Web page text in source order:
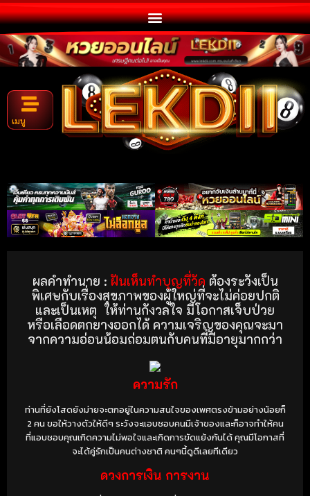
เมนู
ผลคำทำนาย : ฝันเห็นทําบุญที่วัด ต้องระวังเป็น
พิเศษกับเรื่องสุขภาพของผู้ใหญ่ที่จะไม่ค่อยปกติ
และเป็นเหตุ ให้ท่านกังวลใจ มีโอกาสเจ็บป่วย
หรือเลือดตกยางออกได้ ความเจริญของคุณจะมา
จากความอ่อนน้อมถ่อมตนกับคนที่มีอายุมากกว่า
ความรัก
ท่านที่ยังโสดยังม่ายจะตกอยู่ในความสนใจของเพศตรงข้ามอย่างน้อยก็
2 คน ขอให้วางตัวให้ดีๆ ระวังจะแอบชอบคนมีเจ้าของและก็อาจทำให้คน
ที่แอบชอบคุณเกิดความไม่พอใจและเกิดการขัดแย้งกันได้ คุณมีโอกาสที่
จะได้คู่รักเป็นคนต่างชาติ คนๆนี้ดูดีเลยทีเดียว
ดวงการเงิน การงาน